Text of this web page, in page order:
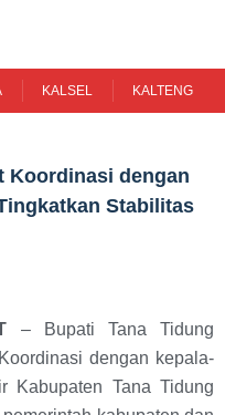
KALSEL KALTENG
Koordinasi dengan
Stabilitas
– Bupati Tana Tidung
dengan kepala-
Kabupaten Tana Tidung